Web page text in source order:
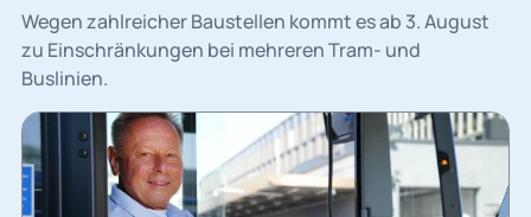
Wegen zahlreicher Baustellen kommt es ab 3. August
zu Einschränkungen bei mehreren Tram- und
Buslinien.